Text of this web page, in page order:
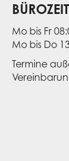
Mo bis Fr
Mo bis Do
Termine